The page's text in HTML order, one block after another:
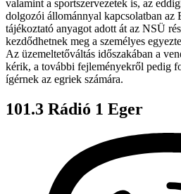
valamint a sportszervezetek is, az
dolgozói állománnyal kapcsolatban az
tájékoztató anyagot adott át az NSÜ
kezdődhetnek meg a személyes
Az üzemeltetőváltás időszakában a
kérik, a további fejleményekről pedig
ígérnek az egriek számára.
101.3 Rádió 1 Eger